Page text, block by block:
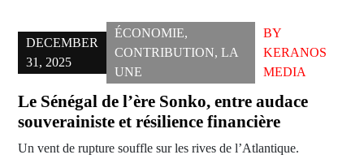
DECEMBER
31, 2025
ÉCONOMIE,
CONTRIBUTION, LA
UNE
BY
KERANOS
MEDIA
Le Sénégal de l’ère Sonko, entre audace
souverainiste et résilience financière
Un vent de rupture souffle sur les rives de l’Atlantique.